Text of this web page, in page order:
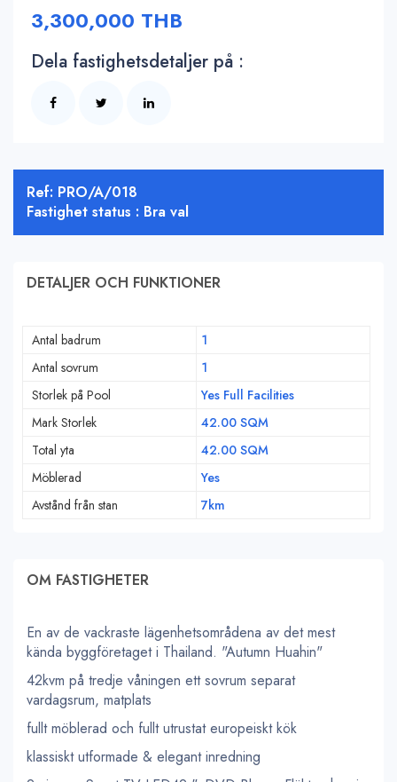
3,300,000 THB
Dela fastighetsdetaljer på :
Ref: PRO/A/018
Fastighet status : Bra val
DETALJER OCH FUNKTIONER
Antal badrum
1
Antal sovrum
1
Storlek på Pool
Yes Full Facilities
Mark Storlek
42.00 SQM
Total yta
42.00 SQM
Möblerad
Yes
Avstånd från stan
7km
OM FASTIGHETER
En av de vackraste lägenhetsområdena av det mest
kända byggföretaget i Thailand. "Autumn Huahin"
42kvm på tredje våningen ett sovrum separat
vardagsrum, matplats
fullt möblerad och fullt utrustat europeiskt kök
klassiskt utformade & elegant inredning